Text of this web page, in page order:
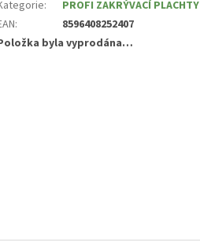
:
PROFI ZAKRÝVACÍ PLACHTY
:
8596408252407
byla vyprodána…